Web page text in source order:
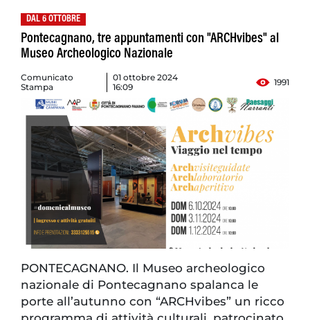
DAL 6 OTTOBRE
Pontecagnano, tre appuntamenti con "ARCHvibes" al
Museo Archeologico Nazionale
Comunicato
Stampa
01 ottobre 2024
16:09
1991
PONTECAGNANO. Il Museo archeologico
nazionale di Pontecagnano spalanca le
porte all’autunno con “ARCHvibes” un ricco